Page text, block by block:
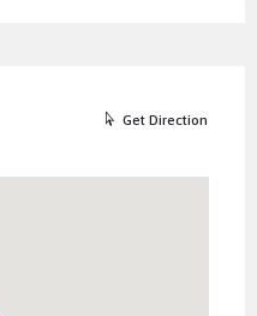
Get Direction